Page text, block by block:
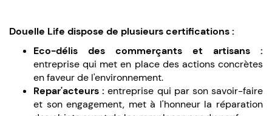
Douelle Life dispose de plusieurs certifications :
Eco-délis des commerçants et artisans :
entreprise qui met en place des actions concrètes
en faveur de l'environnement.
Repar'acteurs : entreprise qui par son savoir-faire
et son engagement, met à l'honneur la réparation